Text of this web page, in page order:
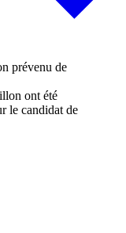
ont été
le candidat de